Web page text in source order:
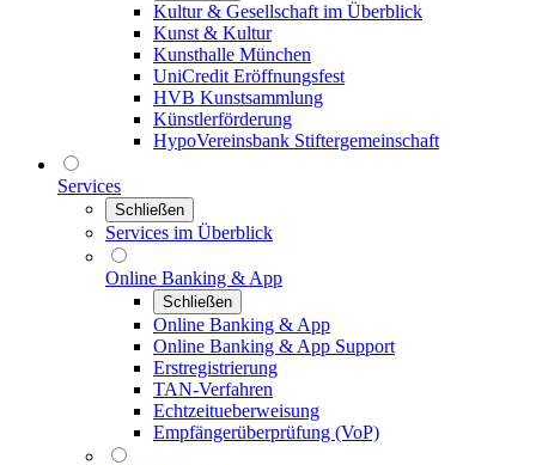
Kultur & Gesellschaft im Überblick
Kunst & Kultur
Kunsthalle München
UniCredit Eröffnungsfest
HVB Kunstsammlung
Künstlerförderung
HypoVereinsbank Stiftergemeinschaft
Services
Schließen
Services im Überblick
Online Banking & App
Schließen
Online Banking & App
Online Banking & App Support
Erstregistrierung
TAN-Verfahren
Echtzeitueberweisung
Empfängerüberprüfung (VoP)